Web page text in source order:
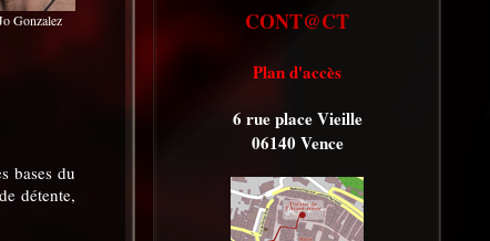
CONT@CT
Plan d'accès
6 rue place Vieille
06140 Vence
Gonzalez
bases du
détente,